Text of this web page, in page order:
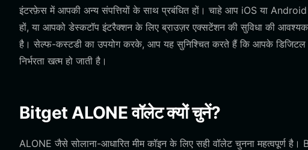
इंटरफ़ेस में आपकी अन्य संपत्तियों के साथ प्रबंधित हों। चाहे आप iOS या
हों, या आपको डेस्कटॉप इंटरैक्शन के लिए ब्राउज़र एक्सटेंशन की सुविधा की
है। सेल्फ-कस्टडी का उपयोग करके, आप यह सुनिश्चित करते हैं कि आपके डिजिटल
निर्भरता खत्म हो जाती है।
Bitget ALONE वॉलेट क्यों चुनें?
ALONE जैसे सोलाना-आधारित मीम कॉइन के लिए सही वॉलेट चुनना महत्वपूर्ण